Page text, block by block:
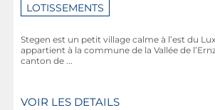
LOTISSEMENTS
Stegen est un petit village calme à l’est du
appartient à la commune de la Vallée de
canton de ...
VOIR LES DETAILS